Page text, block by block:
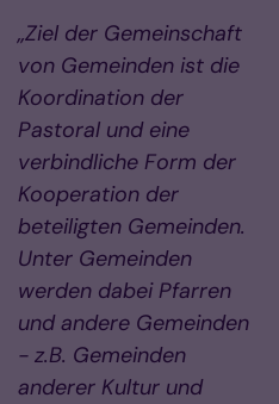
„Ziel der Gemeinschaft
von Gemeinden ist die
Koordination der
Pastoral und eine
verbindliche Form der
Kooperation der
beteiligten Gemeinden.
Unter Gemeinden
werden dabei Pfarren
und andere Gemeinden
- z.B. Gemeinden
anderer Kultur und